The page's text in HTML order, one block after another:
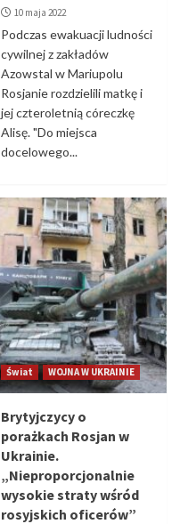
10 maja 2022
Podczas ewakuacji ludności
cywilnej z zakładów
Azowstal w Mariupolu
Rosjanie rozdzielili matkę i
jej czteroletnią córeczkę
Alisę. "Do miejsca
docelowego...
Świat WOJNA W UKRAINIE
Brytyjczycy o
porażkach Rosjan w
Ukrainie.
„Nieproporcjonalnie
wysokie straty wśród
rosyjskich oficerów”